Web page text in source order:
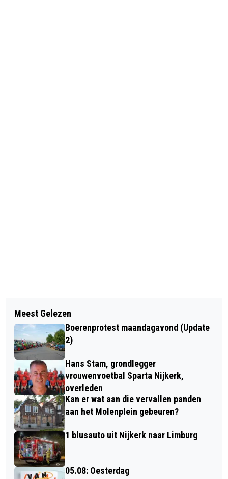
VLAAI BESTELLEN VOOR VADERDAG
EN GOED DOEL STEUNEN
BIJNA 9500 EURO VOOR HELLO YOU
VAN EXPEDITIE IMPACT
Meest Gelezen
Boerenprotest maandagavond (Update
2)
Hans Stam, grondlegger
vrouwenvoetbal Sparta Nijkerk,
overleden
Kan er wat aan die vervallen panden
aan het Molenplein gebeuren?
1 blusauto uit Nijkerk naar Limburg
05.08: Oesterdag